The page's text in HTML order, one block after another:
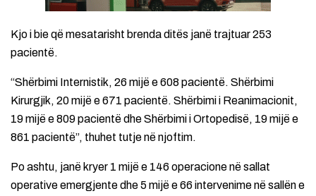
Kjo i bie që mesatarisht brenda ditës janë trajtuar 253
pacientë.
“Shërbimi Internistik, 26 mijë e 608 pacientë. Shërbimi
Kirurgjik, 20 mijë e 671 pacientë. Shërbimi i Reanimacionit,
19 mijë e 809 pacientë dhe Shërbimi i Ortopedisë, 19 mijë e
861 pacientë”, thuhet tutje në njoftim.
Po ashtu, janë kryer 1 mijë e 146 operacione në sallat
operative emergjente dhe 5 mijë e 66 intervenime në sallën e